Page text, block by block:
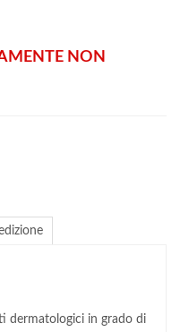
NON
dermatologici in grado di